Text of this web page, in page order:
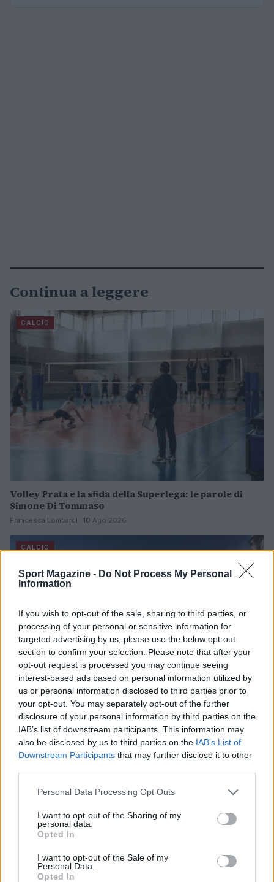
Sport Magazine - Do Not Process My Personal
Information
If you wish to opt-out of the sale, sharing to third parties, or
processing of your personal or sensitive information for
targeted advertising by us, please use the below opt-out
section to confirm your selection. Please note that after your
opt-out request is processed you may continue seeing
interest-based ads based on personal information utilized by
us or personal information disclosed to third parties prior to
your opt-out. You may separately opt-out of the further
disclosure of your personal information by third parties on the
IAB’s list of downstream participants. This information may
also be disclosed by us to third parties on the IAB’s List of
Downstream Participants that may further disclose it to other
Please note that this website/app uses one or more Google
not limited to your visit or usage behaviour. You may click to
grant or deny consent to Google and its third-party tags to
use your data for below specified purposes in below Google
consent section.
Personal Data Processing Opt Outs
I want to opt-out of the Sharing of my
personal data.
Opted In
I want to opt-out of the Sale of my
Personal Data.
Opted In
Continua a leggere
CALCIO
Volley Prata e la sfida della Superlega: le parole di
Simone Di Tommaso
Francesca Lombardi · 10 Ago 2026
CALCIO
Svezia in pista a Saas-Fee: Hector e Nyberg pronte per
la nuova stagione
Francesca Lombardi · 10 Ago 2026